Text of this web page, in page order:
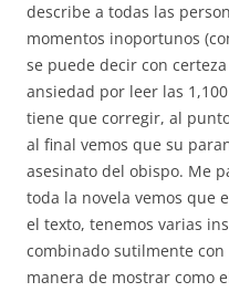
describe a todas las
momentos inoportunos
se puede decir con
ansiedad por leer las
tiene que corregir, al
al final vemos que su
asesinato del obispo. Me
toda la novela vemos que
el texto, tenemos varias
combinado sutilmente con
manera de mostrar como